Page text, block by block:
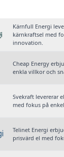
Kärnfull Energi
kärnkraftsel med
innovation.
Cheap Energy
enkla villkor och
Svekraft levererar
med fokus på
Telinet Energi
prisvärd el med